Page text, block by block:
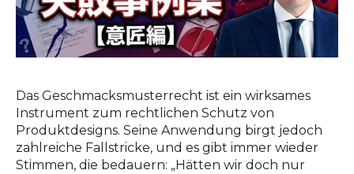
Das Geschmacksmusterrecht ist ein wirksames
Instrument zum rechtlichen Schutz von
Produktdesigns. Seine Anwendung birgt jedoch
zahlreiche Fallstricke, und es gibt immer wieder
Stimmen, die bedauern: „Hätten wir doch nur